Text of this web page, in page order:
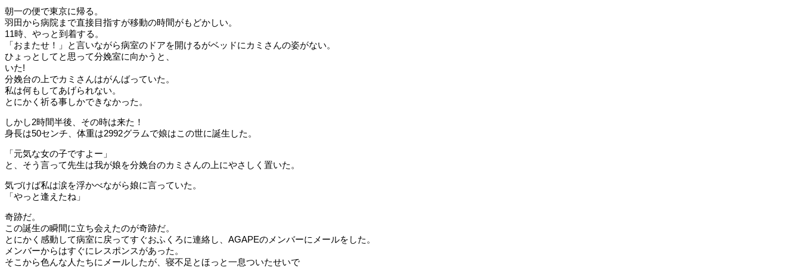
朝一の便で東京に帰る。
羽田から病院まで直接目指すが移動の時間がもどかしい。
11時、やっと到着する。
「おまたせ！」と言いながら病室のドアを開けるがベッドにカミさんの姿がない。
ひょっとしてと思って分娩室に向かうと、
いた!
分娩台の上でカミさんはがんばっていた。
私は何もしてあげられない。
とにかく祈る事しかできなかった。
しかし2時間半後、その時は来た！
身長は50センチ、体重は2992グラムで娘はこの世に誕生した。
「元気な女の子ですよー」
と、そう言って先生は我が娘を分娩台のカミさんの上にやさしく置いた。
気づけば私は涙を浮かべながら娘に言っていた。
「やっと逢えたね」
奇跡だ。
この誕生の瞬間に立ち会えたのが奇跡だ。
とにかく感動して病室に戻ってすぐおふくろに連絡し、AGAPEのメンバーにメールをした。
メンバーからはすぐにレスポンスがあった。
そこから色んな人たちにメールしたが、寝不足とほっと一息ついたせいで